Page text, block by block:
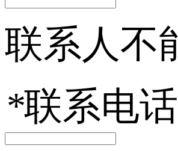
联系人不
*联系电话